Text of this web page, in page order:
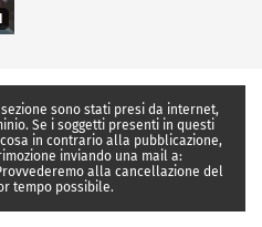
sono stati presi da internet,
Se i soggetti presenti in questi
in contrario alla pubblicazione,
inviando una mail a:
alla cancellazione del
tempo possibile.